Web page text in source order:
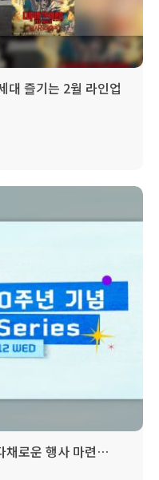
대 즐기는 2월 라인업
채로운 행사 마련…